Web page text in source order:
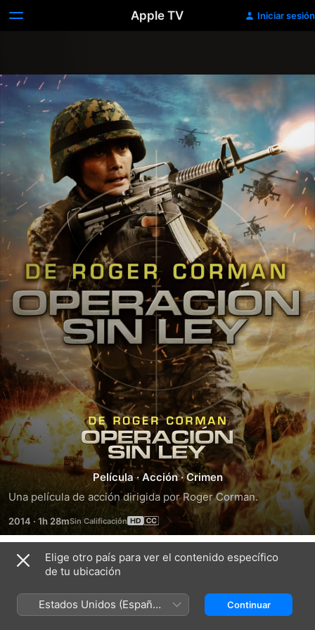
Apple TV Iniciar sesión
Roger
Corman's
Operation
Rogue
Película ·Acción ·Crimen
Una película de acción dirigida por Roger Corman.
2014 · 1h 28m
Tráilers
Elige otro país para ver el contenido específico
de tu ubicación
Estados Unidos (Español
México)
Continuar